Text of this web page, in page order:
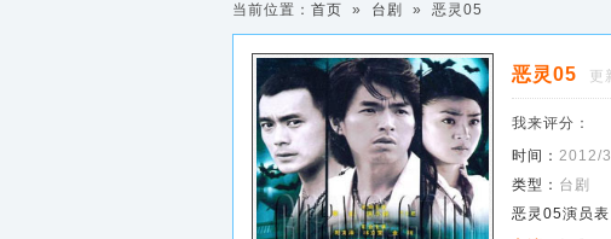
当前位置： 首页 » 台剧 » 恶灵05
恶灵05 更
我来评分：
时间： 2012/
类型： 台剧
恶灵05演员表